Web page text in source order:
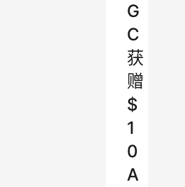
G
C
获
赠
$
1
0
A